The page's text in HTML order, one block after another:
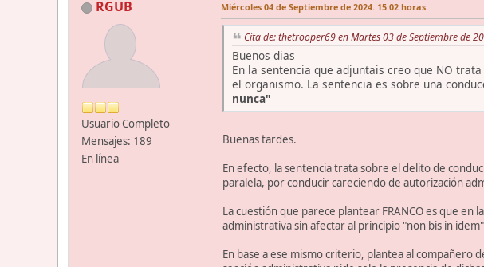
RGUB
Usuario Completo
Mensajes: 189
En línea
Miércoles 04 de Septiembre de 2024. 15:02 horas.
Cita de: thetrooper69 en Martes 03 de Septiembre de
Buenos dias
En la sentencia que adjuntais creo que NO
el organismo. La sentencia es sobre una
nunca"
Buenas tardes.
En efecto, la sentencia trata sobre el delito de
paralela, por conducir careciendo de autorización
La cuestión que parece plantear FRANCO es que en
administrativa sin afectar al principio "non bis in
En base a ese mismo criterio, plantea al compañero